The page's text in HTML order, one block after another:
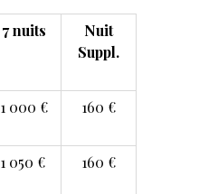
7 nuits
Nuit
Suppl.
1 000 € 160 €
1 050 € 160 €